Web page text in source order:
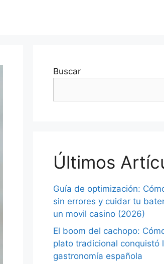
Buscar
Últimos
Guía de optimización:
sin errores y cuidar tu
un movil casino (2026)
El boom del cachopo:
plato tradicional conquistó
gastronomía española